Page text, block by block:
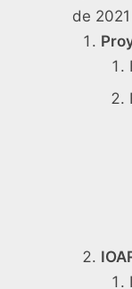
de 2021